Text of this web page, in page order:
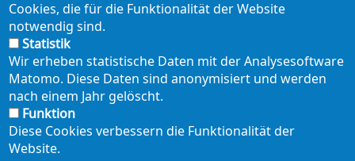
auf, ein Dekret für ein gentechnikfreies Mexiko
zu erlassen.
Cookies, die für die Funktionalität der Website
notwendig sind.
Statistik
Wir erheben statistische Daten mit der Analysesoftware
Matomo. Diese Daten sind anonymisiert und werden
nach einem Jahr gelöscht.
Funktion
Diese Cookies verbessern die Funktionalität der
Website.